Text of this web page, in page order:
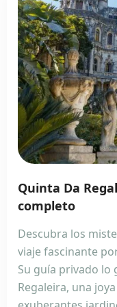
Quinta Da
completo
Descubra los
viaje fascinante
Su guía privado lo
Regaleira, una